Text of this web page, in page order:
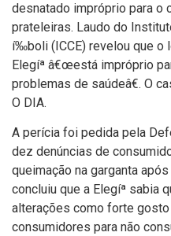
desnatado impróprio para o
prateleiras. Laudo do
í‰boli (ICCE) revelou que o
Elegíª â€œestá impróprio
problemas de saúdeâ€. O
O DIA.
A perí­cia foi pedida pela
dez denúncias de
queimação na garganta
concluiu que a Elegíª sabia
alterações como forte
consumidores para não